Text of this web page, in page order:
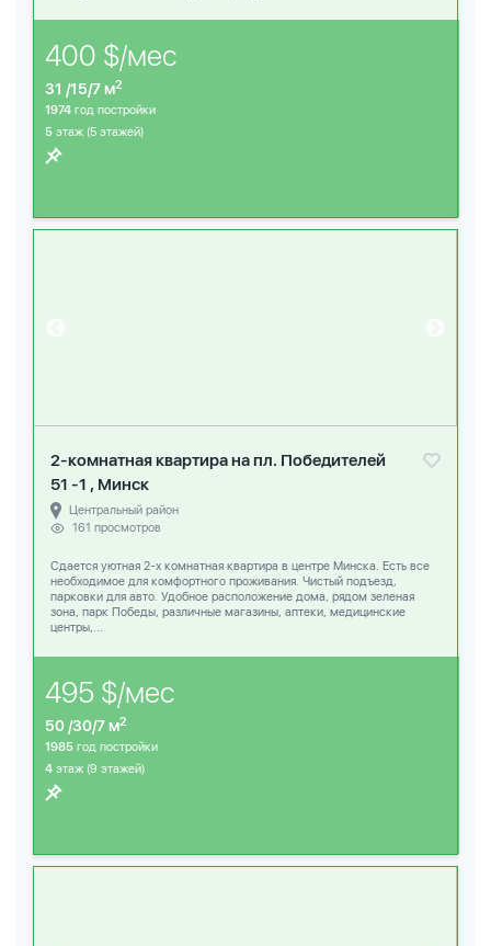
400 $/мес
31 /15/7 м2
1974 год постройки
5 этаж (5 этажей)
2-комнатная квартира на пл. Победителей
51 -1 , Минск
Центральный район
161 просмотров
Сдается уютная 2-х комнатная квартира в центре Минска. Есть все
необходимое для комфортного проживания. Чистый подъезд,
парковки для авто. Удобное расположение дома, рядом зеленая
зона, парк Победы, различные магазины, аптеки, медицинские
центры,...
495 $/мес
50 /30/7 м2
1985 год постройки
4 этаж (9 этажей)